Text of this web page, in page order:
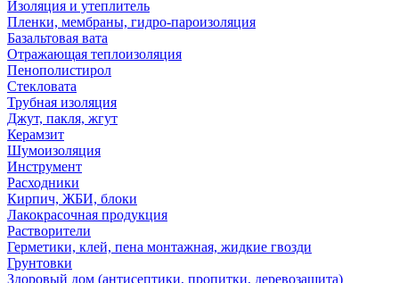
Изоляция и утеплитель
Пленки, мембраны, гидро-пароизоляция
Базальтовая вата
Отражающая теплоизоляция
Пенополистирол
Стекловата
Трубная изоляция
Джут, пакля, жгут
Керамзит
Шумоизоляция
Инструмент
Расходники
Кирпич, ЖБИ, блоки
Лакокрасочная продукция
Растворители
Герметики, клей, пена монтажная, жидкие гвозди
Грунтовки
Здоровый дом (антисептики, пропитки, деревозащита)